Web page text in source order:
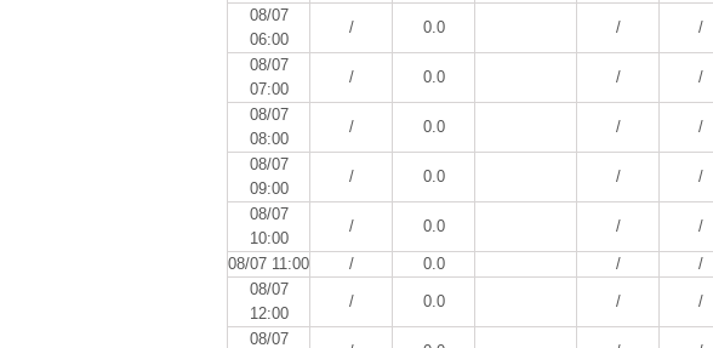
08/07
06:00
/ 0.0 / /
08/07
07:00
/ 0.0 / /
08/07
08:00
/ 0.0 / /
08/07
09:00
/ 0.0 / /
08/07
10:00
/ 0.0 / /
08/07 11:00 / 0.0 / /
08/07
12:00
/ 0.0 / /
08/07